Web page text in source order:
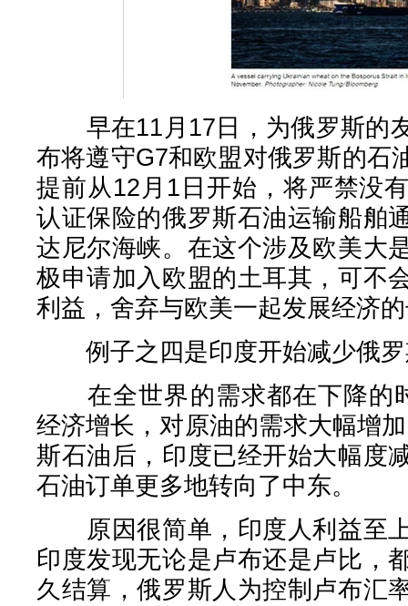
早在11月17日，为俄罗斯的
布将遵守G7和欧盟对俄罗斯的石
提前从12月1日开始，将严禁没
认证保险的俄罗斯石油运输船舶
达尼尔海峡。在这个涉及欧美大
极申请加入欧盟的土耳其，可不
利益，舍弃与欧美一起发展经济
例子之四是印度开始减少俄罗
在全世界的需求都在下降的
经济增长，对原油的需求大幅增
斯石油后，印度已经开始大幅度
石油订单更多地转向了中东。
原因很简单，印度人利益至
印度发现无论是卢布还是卢比，
久结算，俄罗斯人为控制卢布汇